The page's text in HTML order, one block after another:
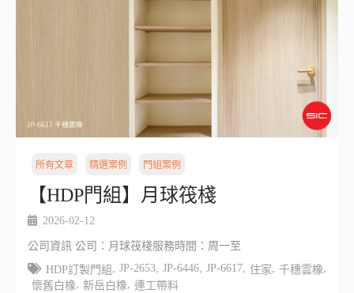
所有文章 精選案例 門組案例
【HDP門組】月球筏棧
2026-02-12
公司資訊 公司：月球筏棧服務時間：周一至
HDP訂製門組 , JP-2653, JP-6446, JP-6617, 住家, 千穗雲橡,
懷舊白橡, 新岳白橡, 連工帶料